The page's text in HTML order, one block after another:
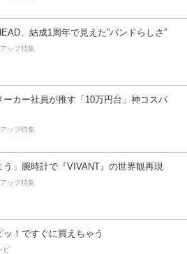
、結成1周年で見えた”バンドらしさ”
ップ特集
ーカー社員が推す「10万円台」神コスパ
ップ特集
う」腕時計で『VIVANT』の世界観再現
ップ特集
ッ！ですぐに買えちゃう
ピ